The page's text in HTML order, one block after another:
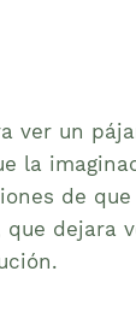
ver un
la
de
dejara